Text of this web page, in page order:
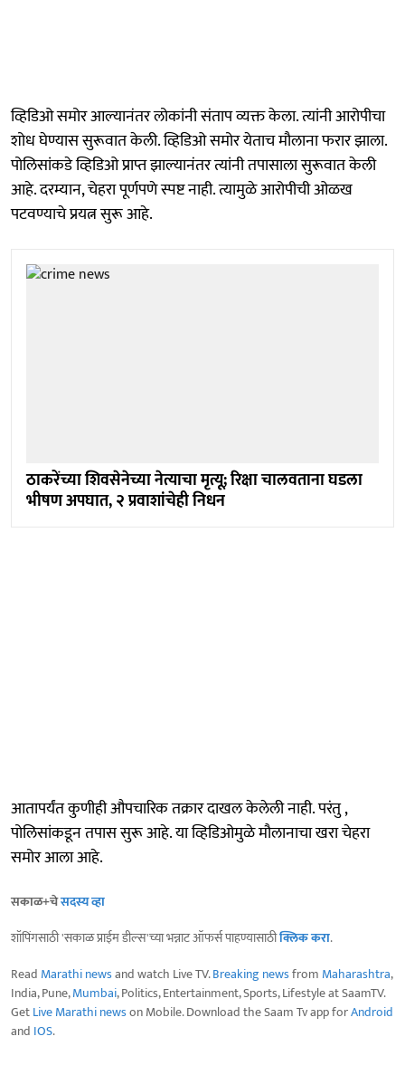
व्हिडिओ समोर आल्यानंतर लोकांनी संताप व्यक्त केला. त्यांनी आरोपीचा
शोध घेण्यास सुरूवात केली. व्हिडिओ समोर येताच मौलाना फरार झाला.
पोलिसांकडे व्हिडिओ प्राप्त झाल्यानंतर त्यांनी तपासाला सुरूवात केली
आहे. दरम्यान, चेहरा पूर्णपणे स्पष्ट नाही. त्यामुळे आरोपीची ओळख
पटवण्याचे प्रयत्न सुरू आहे.
ठाकरेंच्या शिवसेनेच्या नेत्याचा मृत्यू; रिक्षा चालवताना घडला
भीषण अपघात, २ प्रवाशांचेही निधन
आतापर्यंत कुणीही औपचारिक तक्रार दाखल केलेली नाही. परंतु ,
पोलिसांकडून तपास सुरू आहे. या व्हिडिओमुळे मौलानाचा खरा चेहरा
समोर आला आहे.
सकाळ+चेसदस्य व्हा
शॉपिंगसाठी 'सकाळ प्राईम डील्स'च्या भन्नाट ऑफर्स पाहण्यासाठीक्लिक करा.
Read Marathi newsand watch Live TV.Breaking newsfrom Maharashtra,
India, Pune,Mumbai, Politics, Entertainment, Sports, Lifestyle at SaamTV.
GetLive Marathi newson Mobile. Download the Saam Tv app forAndroid
and IOS.